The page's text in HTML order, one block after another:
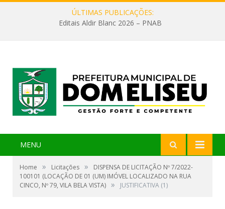
ÚLTIMAS PUBLICAÇÕES:
Editais Aldir Blanc 2026 – PNAB
MENU
Home » Licitações »
DISPENSA DE LICITAÇÃO Nº 7/2022-
100101 (LOCAÇÃO DE 01 (UM) IMÓVEL LOCALIZADO NA RUA
CINCO, Nº 79, VILA BELA VISTA) » JUSTIFICATIVA (1)